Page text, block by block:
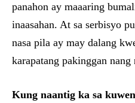
panahon ay maaaring
inaasahan. At sa serbisyo
nasa pila ay may dalang
karapatang pakinggan
Kung naantig ka sa